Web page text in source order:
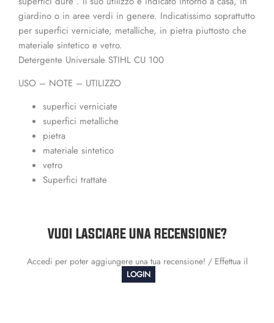
giardino o in aree verdi in genere. Indicatissimo soprattutto
per superfici verniciate, metalliche, in pietra piuttosto che
materiale sintetico e vetro.
Detergente Universale STIHL CU 100
USO – NOTE – UTILIZZO
superfici verniciate
superfici metalliche
pietra
materiale sintetico
vetro
Superfici trattate
VUOI LASCIARE UNA RECENSIONE?
Accedi per poter aggiungere una tua recensione! / Effettua il
LOGIN